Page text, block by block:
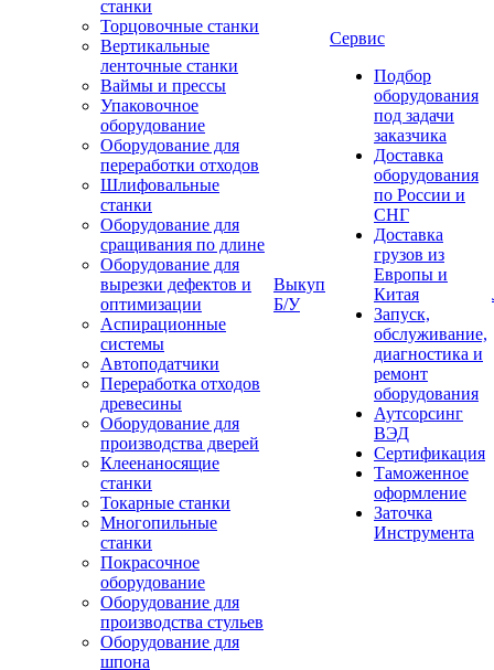
станки
Торцовочные станки
Вертикальные
ленточные станки
Ваймы и прессы
Упаковочное
оборудование
Оборудование для
переработки отходов
Шлифовальные
станки
Оборудование для
сращивания по длине
Оборудование для
вырезки дефектов и
оптимизации
Аспирационные
системы
Автоподатчики
Переработка отходов
древесины
Оборудование для
производства дверей
Клеенаносящие
станки
Токарные станки
Многопильные
станки
Покрасочное
оборудование
Оборудование для
производства стульев
Оборудование для
шпона
Выкуп
Б/У
Сервис
Подбор
оборудования
под задачи
заказчика
Доставка
оборудования
по России и
СНГ
Доставка
грузов из
Европы и
Китая
Запуск,
обслуживание,
диагностика и
ремонт
оборудования
Аутсорсинг
ВЭД
Сертификация
Таможенное
оформление
Заточка
Инструмента